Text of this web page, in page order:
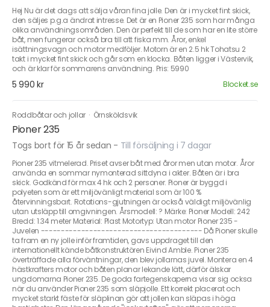
Hej Nu är det dags att sälja våran fina jolle. Den är i mycket fint skick,
den säljes p.g.a ändrat intresse. Det är en Pioner 235 som har många
olika användningsområden. Den är perfekt till de som har en lite större
båt, men fungerar också bra till att fiska mm. Åror, enkel
isättningsvagn och motor medföljer. Motorn är en 2.5 hk Tohatsu 2
takt i mycket fint skick och går som en klocka. Båten ligger i Västervik,
och är klar för sommarens användning. Pris: 5990
5 990 kr Blocket.se
Roddbåtar och jollar · Örnsköldsvik
Pioner 235
Togs bort för 15 år sedan - Till försäljning i 7 dagar
Pioner 235 vitmelerad. Priset avser båt med åror men utan motor. Åror
använda en sommar nymonterad sittdyna i akter. Båten är i bra
skick. Godkänd för max 4 hk och 2 personer. Pioner är byggd i
polyeten som är ett miljövänligt material som är 100 %
återvinningsbart. Rotations-gjutningen är också väldigt miljövänlig
utan utsläpp till omgivningen. Årsmodell: ? Märke: Pioner Modell: 242
Bredd: 1.34 meter Material: Plast Motortyp: Utan motor Pioner 235 -
Juvelen ---------------------------------------- Då Pioner skulle
ta fram en ny jolle inför framtiden, gavs uppdraget till den
internationellt kände båtkonstruktören Eivind Amble. Pioner 235
överträffade alla förväntningar, den blev jollarnas juvel. Montera en 4
hästkrafters motor och båten planar lekande lätt, därför älskar
ungdomarna Pioner 235. De goda fartegenskaperna visar sig ocksa
när du använder Pioner 235 som släpjolle. Ett korrekt placerat och
mycket starkt fäste för släplinan gör att jollen kan släpas i höga